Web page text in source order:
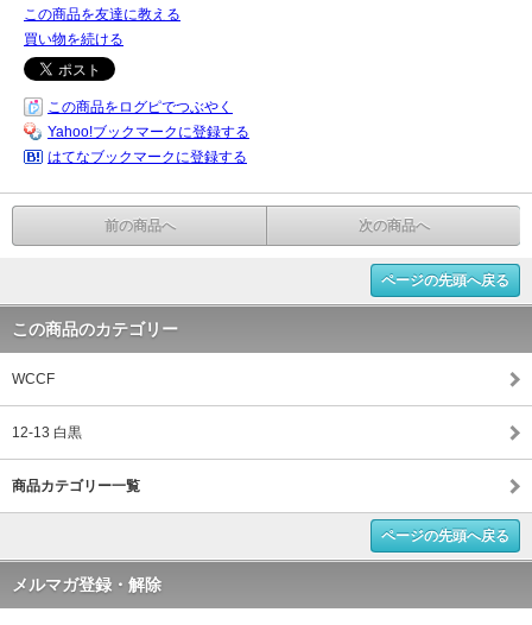
この商品を友達に教える
買い物を続ける
この商品をログピでつぶやく
Yahoo!ブックマークに登録する
はてなブックマークに登録する
前の商品へ 次の商品へ
ページの先頭へ戻る
この商品のカテゴリー
WCCF
12-13 白黒
商品カテゴリー一覧
ページの先頭へ戻る
メルマガ登録・解除